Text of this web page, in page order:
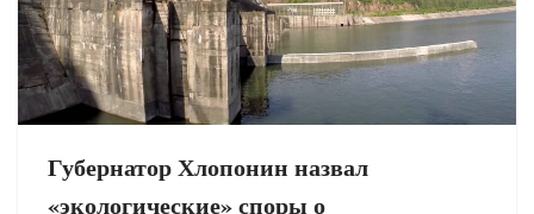
Губернатор Хлопонин назвал
«экологические» споры о